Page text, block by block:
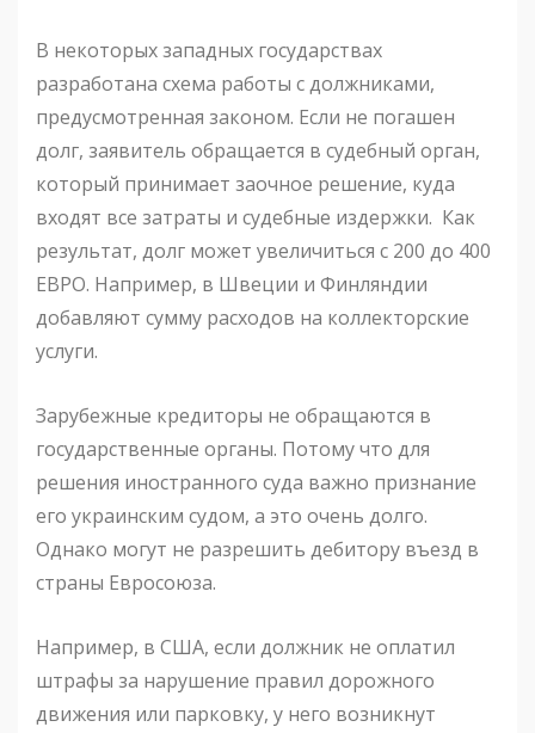
В некоторых западных государствах
разработана схема работы с должниками,
предусмотренная законом. Если не погашен
долг, заявитель обращается в судебный орган,
который принимает заочное решение, куда
входят все затраты и судебные издержки. Как
результат, долг может увеличиться с 200 до 400
ЕВРО. Например, в Швеции и Финляндии
добавляют сумму расходов на коллекторские
услуги.
Зарубежные кредиторы не обращаются в
государственные органы. Потому что для
решения иностранного суда важно признание
его украинским судом, а это очень долго.
Однако могут не разрешить дебитору въезд в
страны Евросоюза.
Например, в США, если должник не оплатил
штрафы за нарушение правил дорожного
движения или парковку, у него возникнут